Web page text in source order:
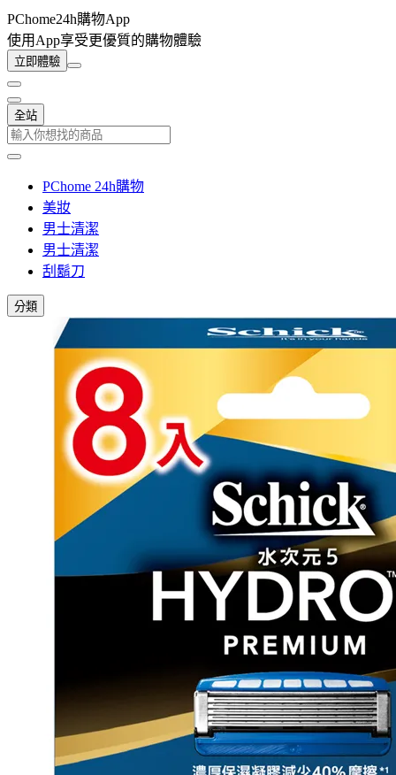
PChome24h購物App
使用App享受更優質的購物體驗
立即體驗
全站
PChome 24h購物
美妝
男士清潔
男士清潔
刮鬍刀
分類